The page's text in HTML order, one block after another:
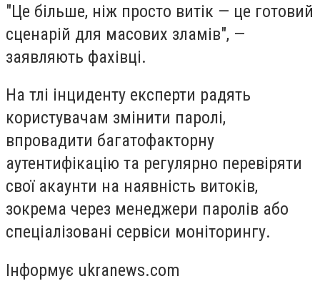
"Це більше, ніж просто витік — це готовий
сценарій для масових зламів", —
заявляють фахівці.
На тлі інциденту експерти радять
користувачам змінити паролі,
впровадити багатофакторну
аутентифікацію та регулярно перевіряти
свої акаунти на наявність витоків,
зокрема через менеджери паролів або
спеціалізовані сервіси моніторингу.
Інформує ukranews.com